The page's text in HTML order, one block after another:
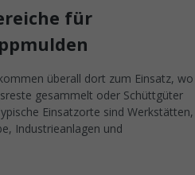
für
überall dort zum Einsatz, wo
gesammelt oder Schüttgüter
Einsatzorte sind Werkstätten,
Industrieanlagen und